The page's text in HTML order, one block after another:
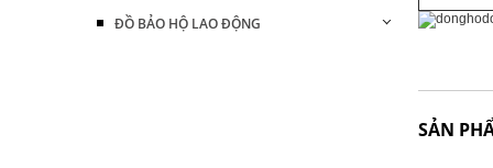
ĐỒ BẢO HỘ LAO ĐỘNG
SẢN